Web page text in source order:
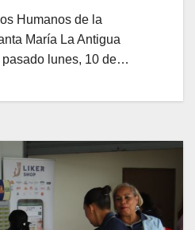
Humanos de la
María La Antigua
pasado lunes, 10 de…